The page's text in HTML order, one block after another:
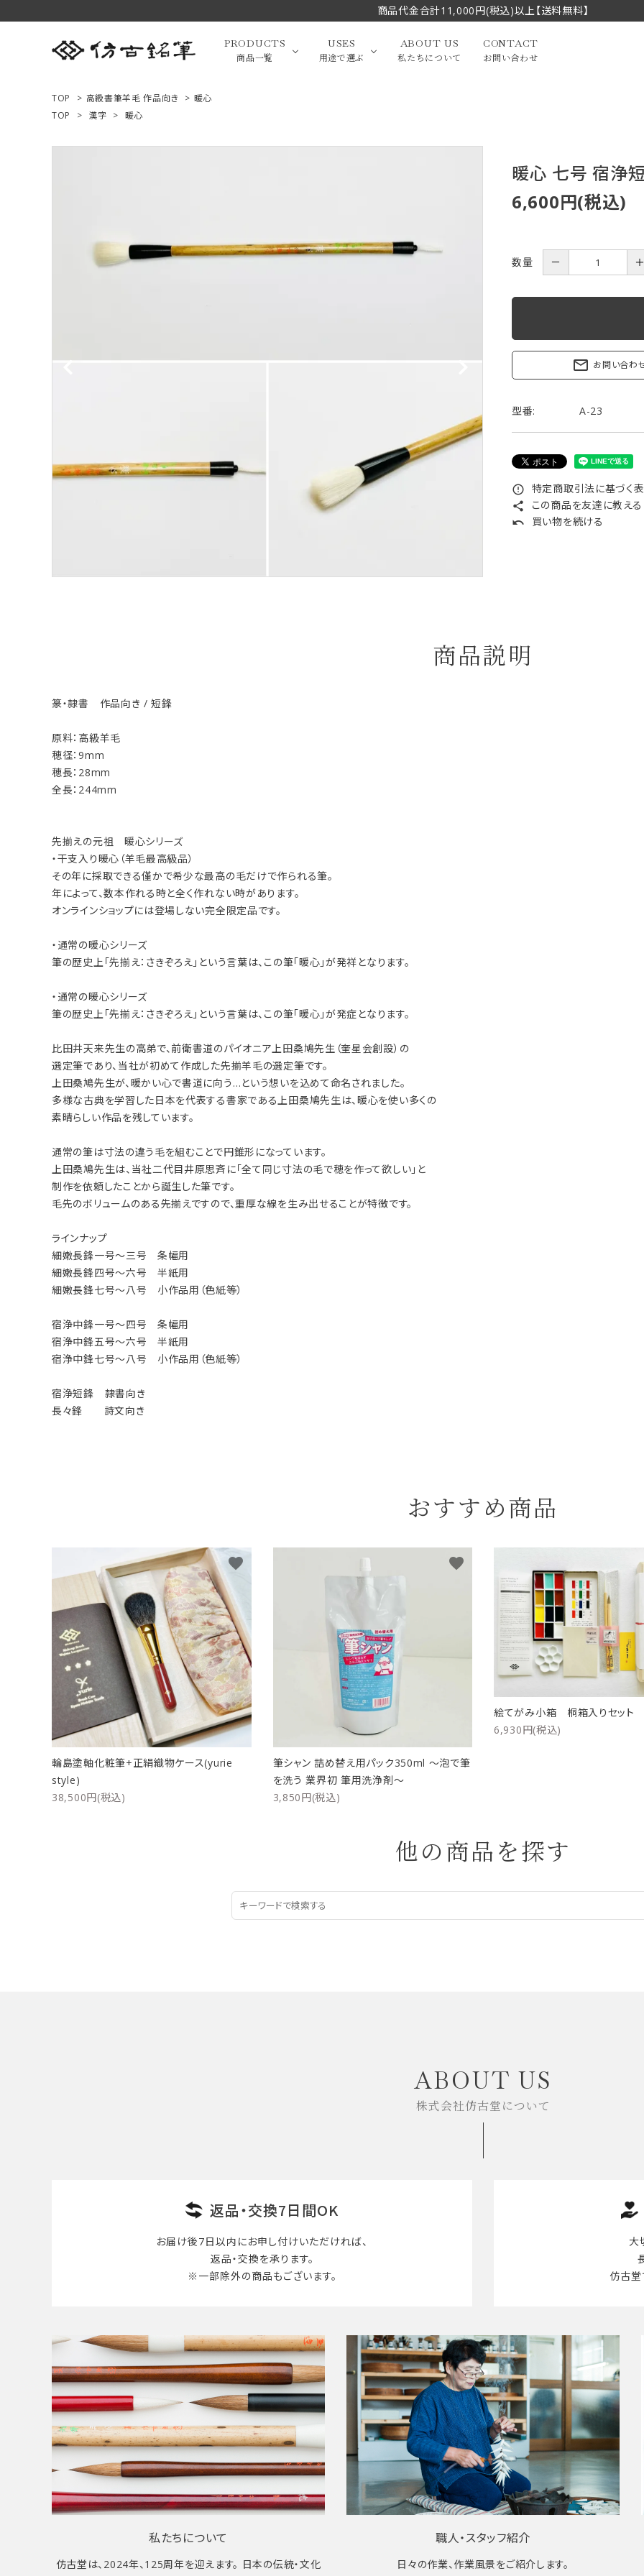
商品代金合計11,000円(税込)以上【送料無料】
PRODUCTS
商品一覧
高級羊毛（作品向き）
オプション・その他
USES
用途で選ぶ
かな
画筆・絵てがみ
贈り物（限定セット）
ABOUT US
私たちについて
CONTACT
お問い合わせ
ご利用ガイド
お問い合わせ
TOP > 高級書筆羊毛 作品向き > 暖心
TOP
> 漢字 > 暖心
暖心 七号 宿浄
6,600円(税込)
数量 － ＋
mail_outline お問い合わ
型番: A-23
error_outline 特定商取引法に基づく
share この商品を友達に教える
undo 買い物を続ける
商品説明
篆・隷書 作品向き / 短鋒
原料：高級羊毛
穂径：9mm
穂長：28mm
全長：244mm
先揃えの元祖 暖心シリーズ
・干支入り暖心（羊毛最高級品）
その年に採取できる僅かで希少な最高の毛だけで作られる筆。
年によって、数本作れる時と全く作れない時があります。
オンラインショップには登場しない完全限定品です。
・通常の暖心シリーズ
筆の歴史上「先揃え：さきぞろえ」という言葉は、この筆「暖心」が発祥となります。
・通常の暖心シリーズ
筆の歴史上「先揃え：さきぞろえ」という言葉は、この筆「暖心」が発症となります。
比田井天来先生の高弟で、前衛書道のパイオニア上田桑鳩先生（奎星会創設）の
選定筆であり、当社が初めて作成した先揃羊毛の選定筆です。
上田桑鳩先生が、暖かい心で書道に向う…という想いを込めて命名されました。
多様な古典を学習した日本を代表する書家である上田桑鳩先生は、暖心を使い多くの
素晴らしい作品を残しています。
通常の筆は寸法の違う毛を組むことで円錐形になっています。
上田桑鳩先生は、当社二代目井原思斉に「全て同じ寸法の毛で穂を作って欲しい」と
制作を依頼したことから誕生した筆です。
毛先のボリュームのある先揃えですので、重厚な線を生み出せることが特徴です。
ラインナップ
細嫩長鋒一号～三号 条幅用
細嫩長鋒四号～六号 半紙用
細嫩長鋒七号～八号 小作品用（色紙等）
宿浄中鋒一号～四号 条幅用
宿浄中鋒五号～六号 半紙用
宿浄中鋒七号～八号 小作品用（色紙等）
宿浄短鋒 隷書向き
長々鋒 詩文向き
おすすめ商品
輪島塗軸化粧筆+正絹織物ケース(yurie
style)
38,500円(税込)
favorite
筆シャン 詰め替え用パック350ml ～泡で筆
を洗う 業界初 筆用洗浄剤～
3,850円(税込)
favorite
絵てがみ小箱 桐箱入りセット
6,930円(税込)
他の商品を探す
ABOUT US
株式会社仿古堂について
返品・交換7日間OK
お届け後7日以内にお申し付けいただければ、
返品・交換を承ります。
※一部除外の商品もございます。
大
仿古堂
私たちについて
仿古堂は、2024年、125周年を迎えます。 日本の伝統・文化
職人・スタッフ紹介
日々の作業、作業風景をご紹介します。